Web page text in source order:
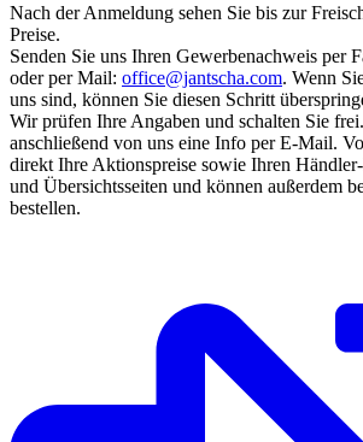
Nach der Anmeldung sehen Sie bis zur
Preise.
Senden Sie uns Ihren Gewerbenachweis per
oder per Mail: office@jantscha.com. Wenn
uns sind, können Sie diesen Schritt
Wir prüfen Ihre Angaben und schalten Sie
anschließend von uns eine Info per E-Mail.
direkt Ihre Aktionspreise sowie Ihren
und Übersichtsseiten und können außerdem
bestellen.